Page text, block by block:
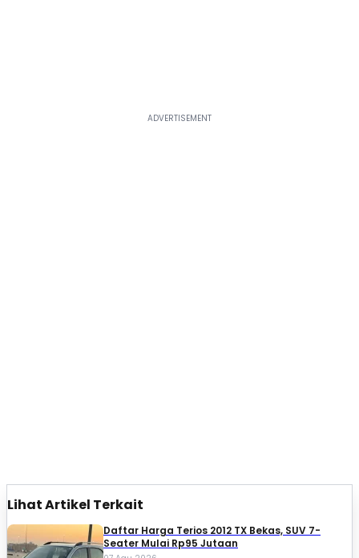
Lihat Artikel Terkait
Daftar Harga Terios 2012 TX Bekas, SUV 7-
Seater Mulai Rp95 Jutaan